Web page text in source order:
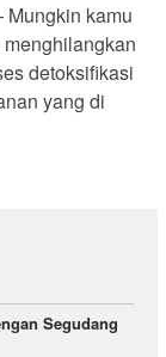
Mungkin kamu
detoksifikasi
yang di
Segudang